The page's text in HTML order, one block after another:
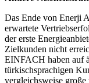
Das Ende von Enerji
erwartete
der erste
Zielkunden nicht
EINFACH haben auf
türkischsprachigen
vergleichsweise